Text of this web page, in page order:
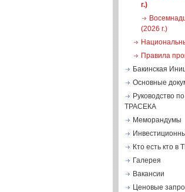
г.)
(2026 г.)
Правила
Бакинская
Основные
Руководство
ТРАСЕКА
Меморандумы
Кто есть кто в
Галерея
Вакансии
Ценовые